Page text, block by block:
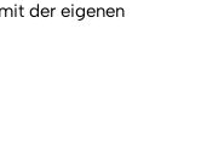
der eigenen